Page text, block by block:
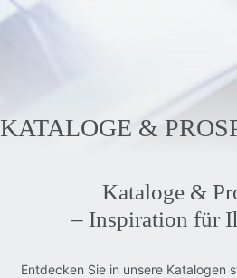
KATALOGE &
Kataloge &
– Inspiration für
Entdecken Sie in unsere Katalogen